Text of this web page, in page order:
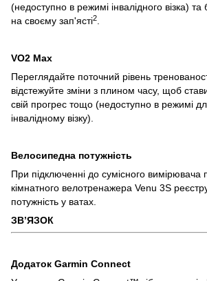
(недоступно в режимі інвалідного візка)
на своєму зап'ясті2
VO2 Max
Переглядайте поточний рівень
відстежуйте зміни з плином часу, щоб
свій прогрес тощо (недоступно в режимі
інвалідному візку).
Велосипедна потужність
При підключенні до сумісного вимірювача
кімнатного велотренажера Venu 3S
потужність у ватах.
ЗВ’ЯЗОК
Додаток Garmin Connect